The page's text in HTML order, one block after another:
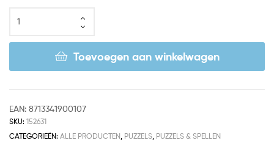
Toevoegen aan winkelwagen
EAN: 8713341900107
SKU: 152631
CATEGORIEËN: ALLE PRODUCTEN PUZZELS PUZZELS & SPELLEN